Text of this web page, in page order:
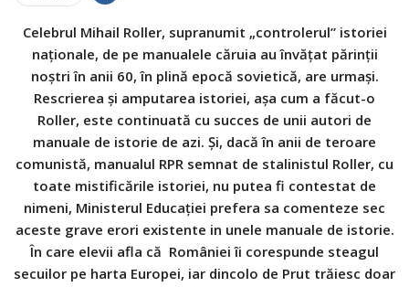
Celebrul Mihail Roller, supranumit „controlerul” istoriei
naționale, de pe manualele căruia au învățat părinții
noștri în anii 60, în plină epocă sovietică, are urmași.
Rescrierea și amputarea istoriei, așa cum a făcut-o
Roller, este continuată cu succes de unii autori de
manuale de istorie de azi. Și, dacă în anii de teroare
comunistă, manualul RPR semnat de stalinistul Roller, cu
toate mistificările istoriei, nu putea fi contestat de
nimeni, Ministerul Educației prefera sa comenteze sec
aceste grave erori existente in unele manuale de istorie.
În care elevii afla că României îi corespunde steagul
secuilor pe harta Europei, iar dincolo de Prut trăiesc doar